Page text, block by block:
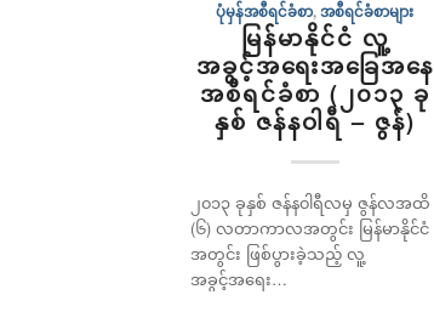
ပုံမှန်အစီရင်ခံစာ,အစီရင်ခံစာများ
မြန်မာနိုင်ငံ လူ့
အခွင့်အရေးအခြေအနေ
အစီရင်ခံစာ (၂၀၁၃ ခု
နှစ် ဇန်နဝါရီ – ဇွန်)
၂၀၁၃ ခုနှစ် ဇန်န၀ါရီလမှ ဇွန်လအထိ
(၆) လတာကာလအတွင်း မြန်မာနိုင်ငံ
အတွင်း ဖြစ်ပွားခဲ့သည့် လူ့
အခွင့်အရေး…